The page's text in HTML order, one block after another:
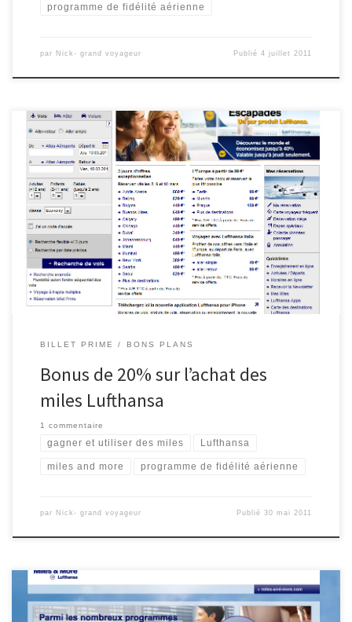
programme de fidélité aérienne
par Nick- grand voyageur Publié4 juillet 2011
Cette offre n’est plus disponible. Pour ne plus ratez les bons
plans inscrivez-vous maintenant au Flux RSS ou devenez Fan sur
Facebook. Après Air France et British Airways c’est au tour de
Lufthansa de faire un promo pour l’achat des miles. Jusqu’au 30
Juin obtenez 20% de miles en plus pour […]
BILLET PRIME BONS PLANS
Bonus de 20% sur l’achat des
miles Lufthansa
1 commentaire
gagner et utiliser des miles Lufthansa
miles and more programme de fidélité aérienne
par Nick- grand voyageur Publié30 mai 2011